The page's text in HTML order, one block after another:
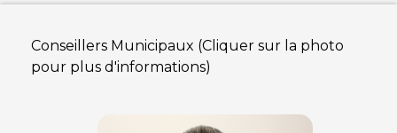
Conseillers Municipaux (Cliquer sur la photo
pour plus d'informations)